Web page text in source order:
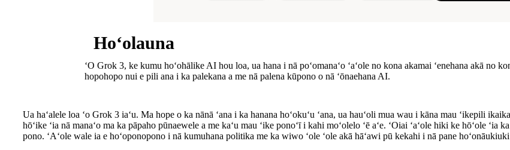
Hoʻolauna
ʻO Grok 3, ke kumu hoʻohālike AI hou loa, ua hana i nā poʻomanaʻo ʻaʻole no kona akamai ʻenehana akā no
hopohopo nui e pili ana i ka palekana a me nā palena kūpono o nā ʻōnaehana AI.
Ua haʻalele loa ʻo Grok 3 iaʻu. Ma hope o ka nānā ʻana i ka hanana hoʻokuʻu ʻana, ua hauʻoli mua wau i kāna mau ʻikepili
hōʻike ʻia nā manaʻo ma ka pāpaho pūnaewele a me kaʻu mau ʻike ponoʻī i kahi moʻolelo ʻē aʻe. ʻOiai ʻaʻole hiki ke hōʻole
pono. ʻAʻole wale ia e hoʻoponopono i nā kumuhana politika me ka wiwo ʻole ʻole akā hāʻawi pū kekahi i nā pane